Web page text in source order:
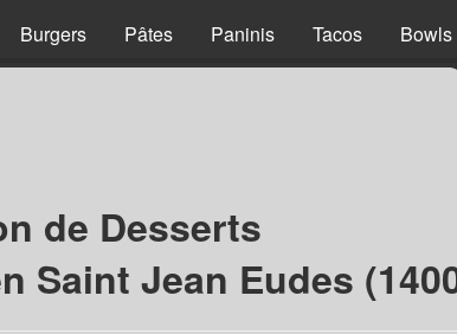
Burgers Pâtes Paninis Tacos Bowls
de Desserts
Saint Jean Eudes